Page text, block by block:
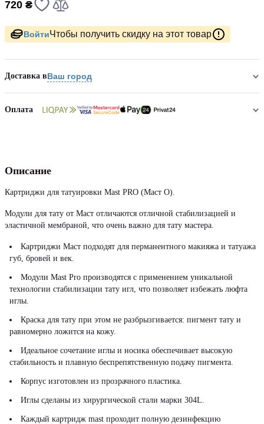
720 ₴
ВойтиЧтобы получить скидку на этот товар
Доставка вВаш город
Оплата
Описание
Картриджи для татуировки Mast PRO (Маст О).
Модули для тату от Маст отличаются отличной стабилизацией и
эластичной мембраной, что очень важно для тату мастера.
Картриджи Маст подходят для перманентного макияжа и татуажа
губ, бровей и век.
Модули Mast Pro производятся с применением уникальной
технологии стабилизации тату игл, что позволяет избежать люфта
иглы.
Краска для тату при этом не разбрызгивается: пигмент тату и
равномерно ложится на кожу.
Идеальное сочетание иглы и носика обеспечивает высокую
стабильность и плавную беспрепятственную подачу пигмента.
Корпус изготовлен из прозрачного пластика.
Иглы сделаны из хирургической стали марки 304L.
Каждый картридж mast проходит полную дезинфекцию